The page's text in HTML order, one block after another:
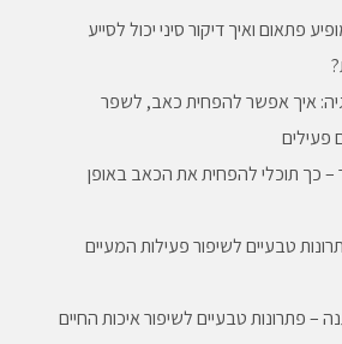
פתאום ואיך דיקור סיני יכול לסייע
איך אפשר להפחית כאב, לשפר
פעילים
– כך תוכלי להפחית את הכאב באופן
טבעיים לשיפור פעילות המעיים
– פתרונות טבעיים לשיפור איכות החיים